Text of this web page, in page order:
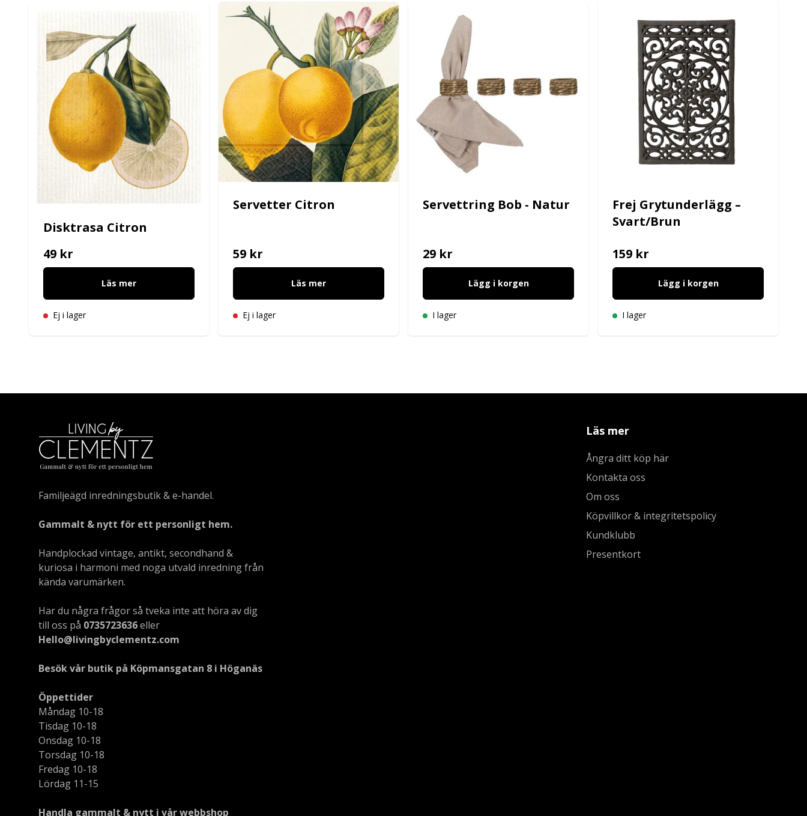
Disktrasa Citron
49 kr
Läs mer
Ej i lager
Servetter Citron
59 kr
Läs mer
Ej i lager
Servettring Bob - Natur
29 kr
Lägg i korgen
I lager
Frej Grytunderlägg –
Svart/Brun
159 kr
Lägg i korgen
I lager
Familjeägd inredningsbutik & e-handel.
Gammalt & nytt för ett personligt hem.
Handplockad vintage, antikt, secondhand &
kuriosa i harmoni med noga utvald inredning från
kända varumärken.
Har du några frågor så tveka inte att höra av dig
till oss på 0735723636eller
Hello@livingbyclementz.com
Besök vår butik på Köpmansgatan 8 i Höganäs
Öppettider
Måndag 10-18
Tisdag 10-18
Onsdag 10-18
Torsdag 10-18
Fredag 10-18
Lördag 11-15
Handla gammalt & nytt i vår webbshop
Läs mer
Ångra ditt köp här
Kontakta oss
Om oss
Köpvillkor & integritetspolicy
Kundklubb
Presentkort